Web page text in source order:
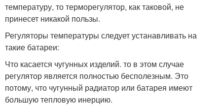
температуру, то терморегулятор, как таковой, не
принесет никакой пользы.
Регуляторы температуры следует устанавливать на
такие батареи:
Что касается чугунных изделий. то в этом случае
регулятор является полностью бесполезным. Это
потому, что чугунный радиатор или батарея имеют
большую тепловую инерцию.